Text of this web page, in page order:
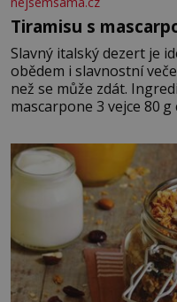
Tiramisu s
Slavný italský dezert je
obědem i slavnostní
než se může zdát.
mascarpone 3 vejce 80 g cukru 200 g cukrářských
posypání Postup:
vyšlehejte s cukrem do
vmíchejte mascarpone,